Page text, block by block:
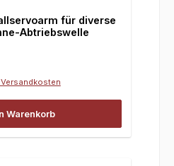
für diverse
Zähne-Abtriebswelle
Warenkorb